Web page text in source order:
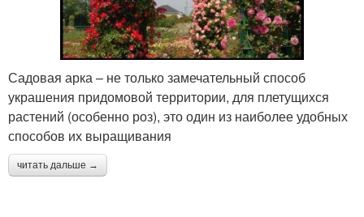
Садовая арка – не только замечательный способ
украшения придомовой территории, для плетущихся
растений (особенно роз), это один из наиболее удобных
способов их выращивания
читать дальше →